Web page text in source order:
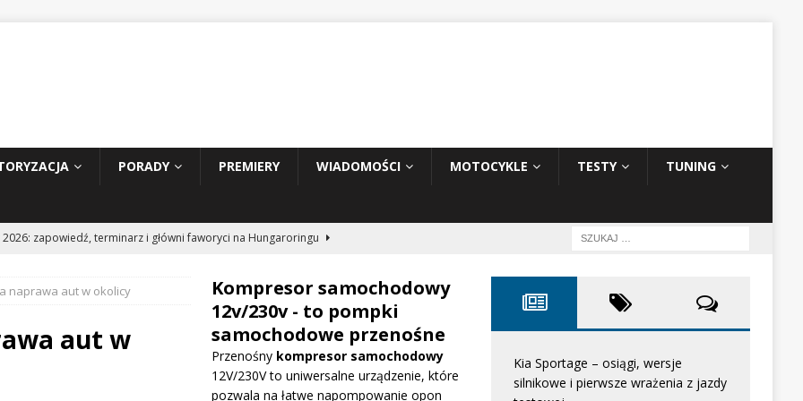
PORADY PREMIERY WIADOMOŚCI MOTOCYKLE TESTY TUNING
2026: zapowiedź, terminarz i główni faworyci na Hungaroringu
2: Tom Cruise wraca za kierownicę NASCAR
WIADOMOŚCI
dużą aktualizację na GP Węgier i testuje skrzydło Macarena
naprawa aut w okolicy
aut w
Kompresor samochodowy
12v/230v - to pompki
samochodowe przenośne
Przenośny kompresor samochodowy
12V/230V to uniwersalne urządzenie, które
pozwala na łatwe napompowanie opon
Kia Sportage – osiągi, wersje
silnikowe i pierwsze wrażenia z jazdy